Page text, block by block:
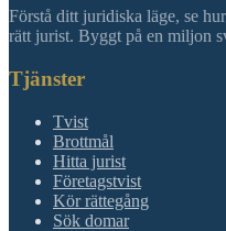
Förstå ditt juridiska läge, se
rätt jurist. Byggt på en miljon
Tjänster
Tvist
Brottmål
Hitta jurist
Företagstvist
Kör rättegång
Sök domar